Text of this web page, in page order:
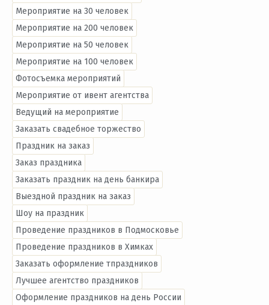
Мероприятие на 30 человек
Мероприятие на 200 человек
Мероприятие на 50 человек
Мероприятие на 100 человек
Фотосъемка мероприятий
Мероприятие от ивент агентства
Ведущий на мероприятие
Заказать свадебное торжество
Праздник на заказ
Заказ праздника
Заказать праздник на день банкира
Выездной праздник на заказ
Шоу на праздник
Проведение праздников в Подмосковье
Проведение праздников в Химках
Заказать оформление тпраздников
Лучшее агентство праздников
Оформление праздников на день России